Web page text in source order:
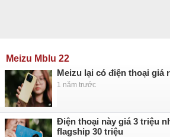
Meizu Mblu 22
Meizu lại có điện thoại giá
1 năm trước
Điện thoại này giá 3 triệu
flagship 30 triệu